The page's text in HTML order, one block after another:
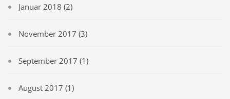
Januar 2018 (2)
November 2017 (3)
September 2017 (1)
August 2017 (1)